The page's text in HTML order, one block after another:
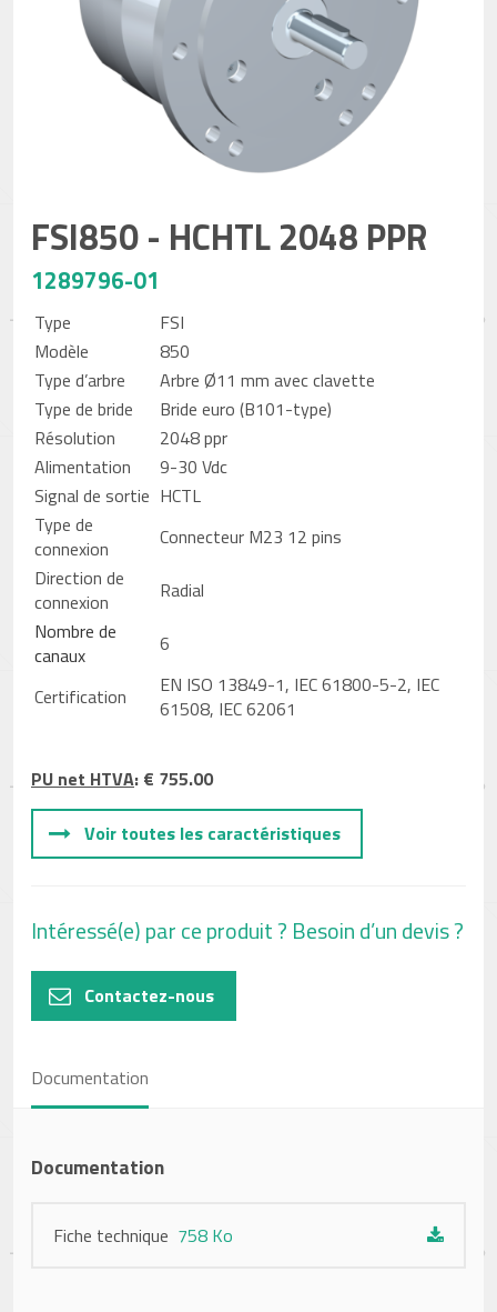
FSI850 - HCHTL 2048 PPR
1289796-01
Type
FSI
Modèle
850
Type d’arbre
Arbre Ø11 mm avec clavette
Type de bride
Bride euro (B101-type)
Résolution
2048 ppr
Alimentation
9-30 Vdc
Signal de sortie HCTL
Type de
connexion
Connecteur M23 12 pins
Direction de
connexion
Radial
Nombre de
canaux
6
Certification
EN ISO 13849-1, IEC 61800-5-2, IEC
61508, IEC 62061
PU net HTVA: € 755.00
Voir toutes les caractéristiques
Intéressé(e) par ce produit ? Besoin d’un devis ?
Contactez-nous
Documentation
Documentation
Fiche technique 758 Ko